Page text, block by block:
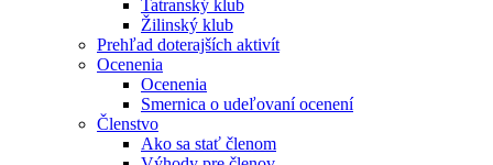
Tatranský klub
Žilinský klub
Prehľad doterajších aktivít
Ocenenia
Ocenenia
Smernica o udeľovaní ocenení
Členstvo
Ako sa stať členom